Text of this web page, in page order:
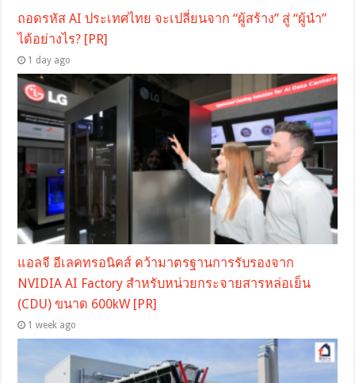
ถอดรหัส AI ประเทศไทย จะเปลี่ยนจาก “ผู้สร้าง” สู่ “ผู้นำ”
ได้อย่างไร? [PR]
1 day ago
แอลจี อีเลคทรอนิคส์ คว้ามาตรฐานการรับรองจาก
NVIDIA AI Factory สำหรับหน่วยกระจายสารหล่อเย็น
(CDU) ขนาด 600kW [PR]
1 week ago